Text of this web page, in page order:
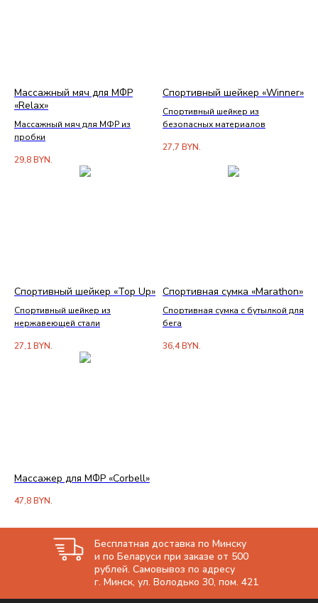
Массажный мяч для МФР
«Relax»
Массажный мяч для МФР из
пробки
29,8BYN.
Спортивный шейкер «Winner»
Спортивный шейкер из
безопасных материалов
27,7 BYN.
Спортивный шейкер «Top Up»
Спортивный шейкер из
нержавеющей стали
27,1BYN.
Спортивная сумка «Marathon»
Спортивная сумка с бутылкой для
бега
36,4BYN.
Массажер для МФР «Corbell»
47,8BYN.
Бесплатная доставка по Минску
и по Беларуси при заказе от 500
рублей. Самовывоз по адресу
г. Минск, ул. Володько 30, пом. 421